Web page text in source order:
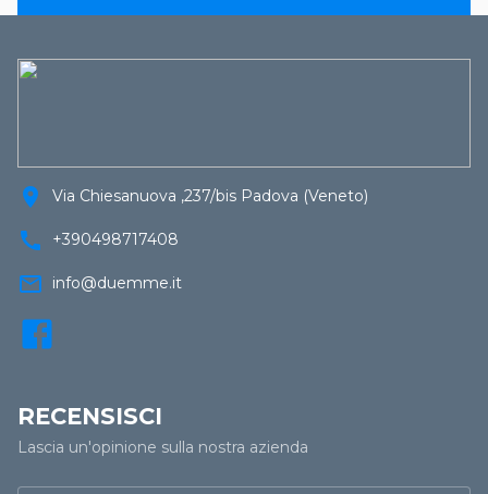
location_on Via Chiesanuova ,237/bis Padova (Veneto)
call +390498717408
mail_outline info@duemme.it
RECENSISCI
Lascia un'opinione sulla nostra azienda